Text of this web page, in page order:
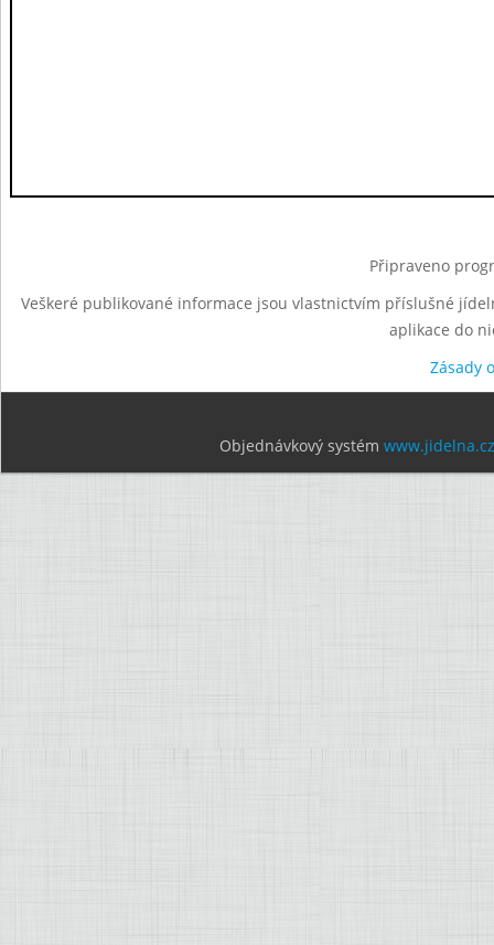
Připraveno
Veškeré publikované informace jsou vlastnictvím příslušné
aplikace do
Zásady
Objednávkový systém www.jidelna.cz